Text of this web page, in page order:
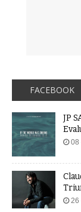
FACEBOOK
JP
08
26